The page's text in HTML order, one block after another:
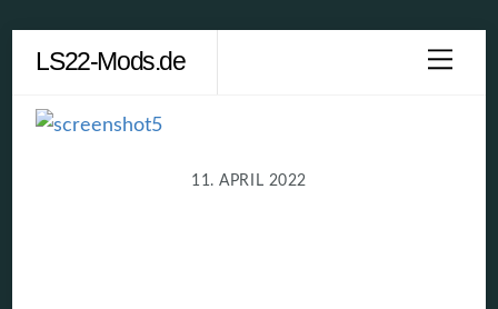
content
LS22-Mods.de
11. APRIL 2022